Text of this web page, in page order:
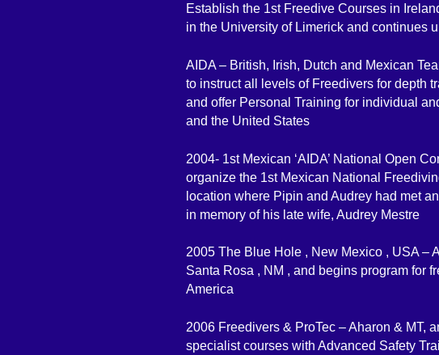
Establish the 1st Freedive Courses in
in the University of Limerick and continues
AIDA – British, Irish, Dutch and Mexican
to instruct all levels of Freedivers for depth
and offer Personal Training for individual
and the United States
2004- 1st Mexican ‘AIDA’ National Open
organize the 1st Mexican National
location where Pipin and Audrey had met
in memory of his late wife, Audrey Mestre
2005 The Blue Hole , New Mexico , USA –
Santa Rosa , NM , and begins program for
America
2006 Freedivers & ProTec – Aharon & MT,
specialist courses with Advanced Safety